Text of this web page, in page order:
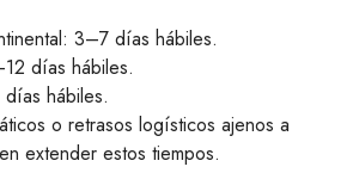
3–7 días hábiles.
días hábiles.
hábiles.
o retrasos logísticos ajenos a
extender estos tiempos.